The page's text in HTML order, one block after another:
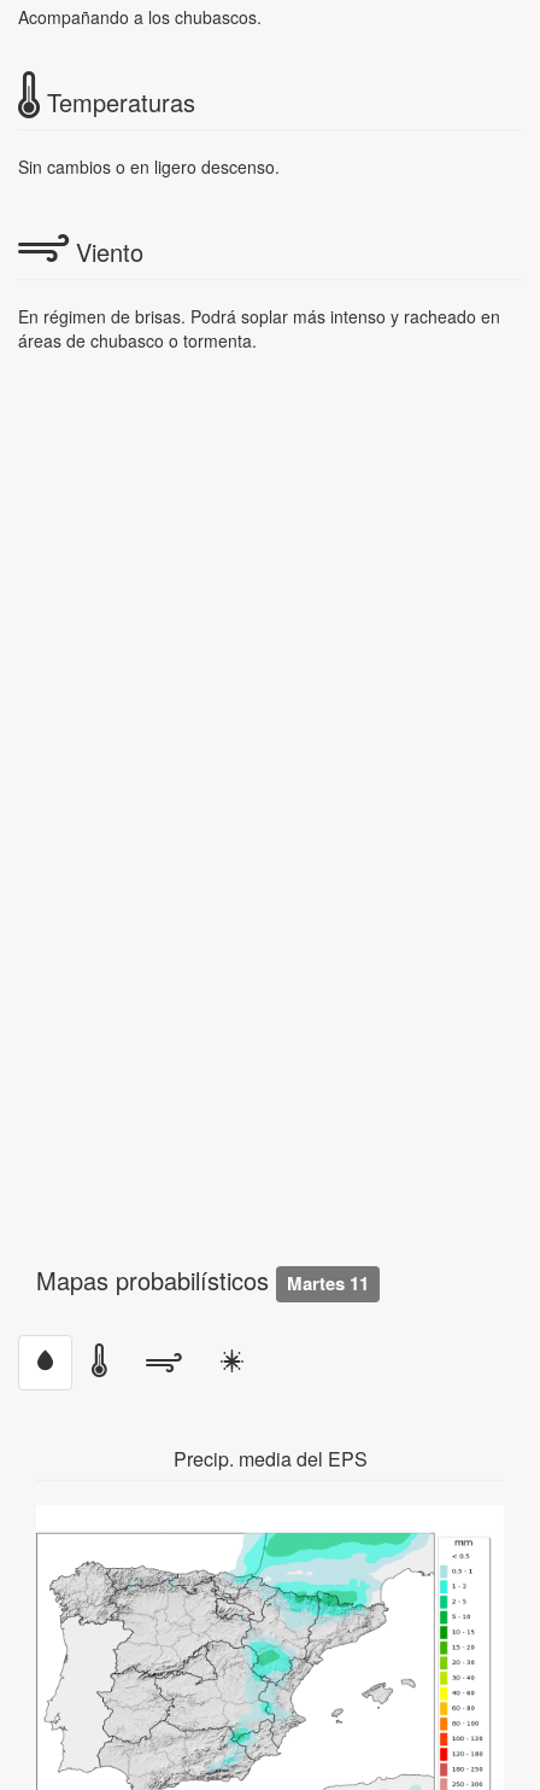
Acompañando a los chubascos.
Temperaturas
Sin cambios o en ligero descenso.
Viento
En régimen de brisas. Podrá soplar más intenso y racheado en
áreas de chubasco o tormenta.
Mapas probabilísticos Martes 11
Precip. media del EPS